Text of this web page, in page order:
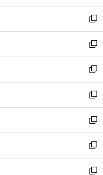
開
く
ウ
で
開
く
ン
ド
ウ
で
開
く
ウ
ィ
ン
ド
ウ
で
開
く
新
し
い
ウ
ィ
ン
ド
ウ
で
開
く
新
し
い
ウ
ィ
ン
ド
ウ
で
開
く
新
し
い
ウ
ィ
ン
ド
ウ
で
新
し
い
ウ
ィ
ン
ド
新
し
い
ウ
ィ
新
し
い